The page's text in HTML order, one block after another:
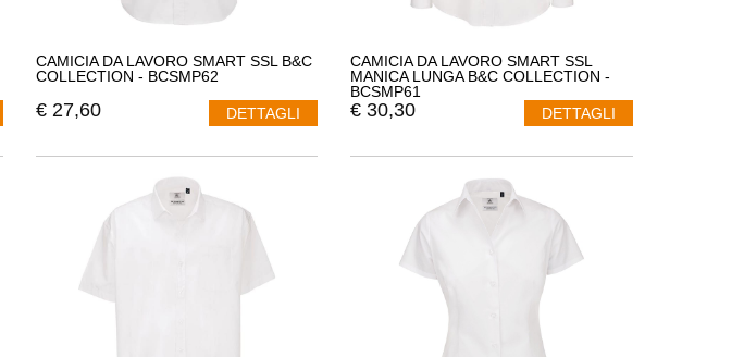
CAMICIA DA LAVORO SMART SSL B&C
COLLECTION - BCSMP62
€ 27,60 DETTAGLI
CAMICIA DA LAVORO SMART SSL
MANICA LUNGA B&C COLLECTION -
BCSMP61
€ 30,30 DETTAGLI